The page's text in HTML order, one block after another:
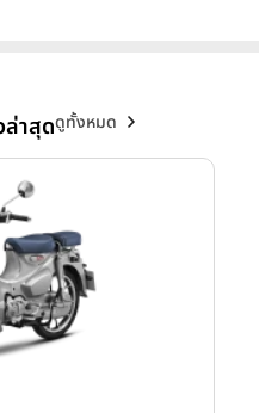
ล่าสุดดูทั้งหมด